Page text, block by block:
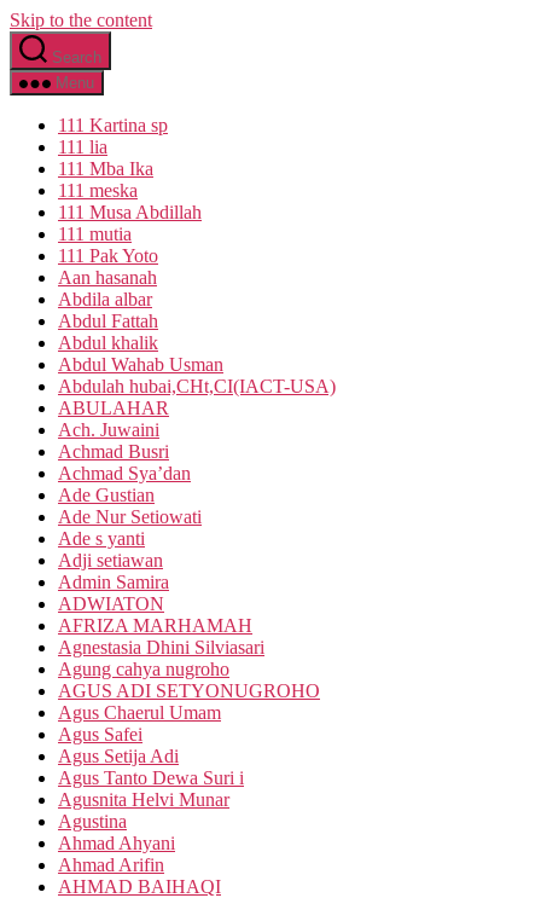
Skip to the content
Search
Menu
111 Kartina sp
111 lia
111 Mba Ika
111 meska
111 Musa Abdillah
111 mutia
111 Pak Yoto
Aan hasanah
Abdila albar
Abdul Fattah
Abdul khalik
Abdul Wahab Usman
Abdulah hubai,CHt,CI(IACT-USA)
ABULAHAR
Ach. Juwaini
Achmad Busri
Achmad Sya’dan
Ade Gustian
Ade Nur Setiowati
Ade s yanti
Adji setiawan
Admin Samira
ADWIATON
AFRIZA MARHAMAH
Agnestasia Dhini Silviasari
Agung cahya nugroho
AGUS ADI SETYONUGROHO
Agus Chaerul Umam
Agus Safei
Agus Setija Adi
Agus Tanto Dewa Suri i
Agusnita Helvi Munar
Agustina
Ahmad Ahyani
Ahmad Arifin
AHMAD BAIHAQI